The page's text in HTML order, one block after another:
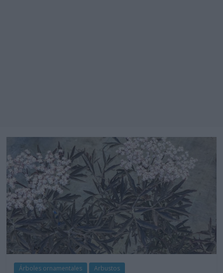
Árboles ornamentales Arbustos